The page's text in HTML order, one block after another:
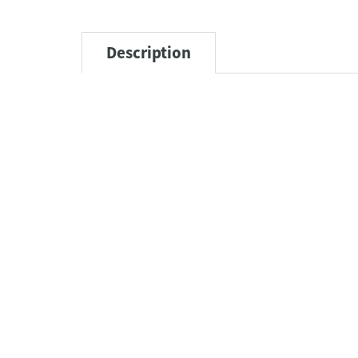
Description